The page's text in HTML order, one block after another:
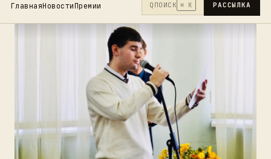
ГлавнаяНовостиПремии Q ПОИСК ⌘ K РАССЫЛКА